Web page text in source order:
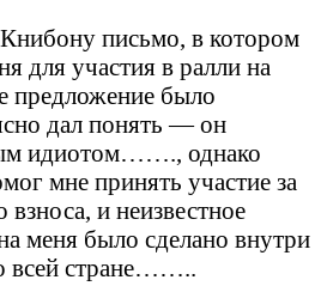
письмо, в котором
для участия в ралли на
предложение было
дал понять — он
идиотом……., однако
мне принять участие за
и неизвестное
меня было сделано внутри
всей стране……..